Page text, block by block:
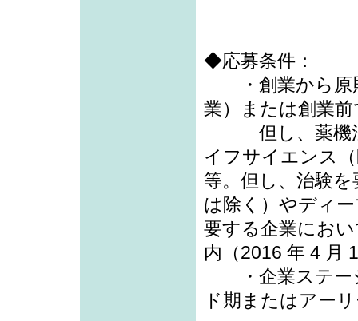
◆応募条件：
・創業から原則
業）または創業
但し、薬機法
イフサイエンス
等。但し、治験
は除く）やディ
要する企業にお
内（2016 年 4 月
・企業ステー
ド期またはアー